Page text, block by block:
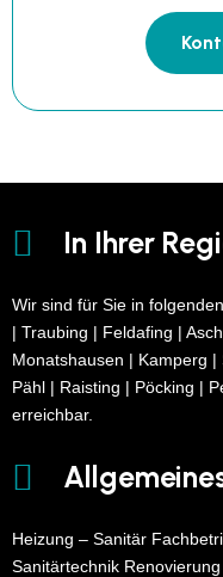
In Ihrer
Wir sind für Sie in
| Traubing | Feldafing |
Monatshausen | Kamperg
Pähl | Raisting | Pöcking |
erreichbar.
Heizung – Sanitär
Sanitärtechnik